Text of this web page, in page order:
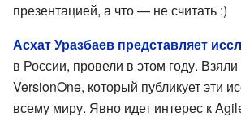
презентацией, а что — не считать :)
Асхат Уразбаев представляет
в России, провели в этом году.
VersionOne, который публикует эти
всему миру. Явно идет интерес к